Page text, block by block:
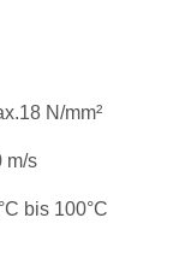
N/mm²
s
100°C